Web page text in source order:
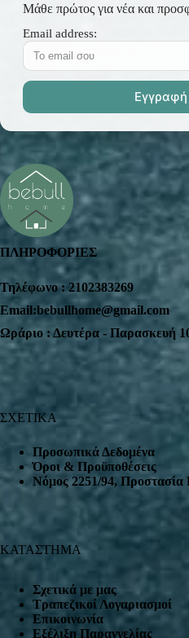
Μάθε πρώτος για νέα και
Email address:
ΠΛΗΡΟΦΟΡΙΕΣ
Τηλέφωνο : 2102383269
Email:bebullhome@gmail.com
Ωράριο : Δευτέρα - Παρασκευή
ΣΧΕΤΙΚΑ
Προσωπικά Δεδομένα
Όροι & Προϋποθέσεις
Nόμος 2251/94,
ΚΑΤΑΣΤΗΜΑ
Σχετικά με μας
Τραπεζικοί Λογαριασμοί
Επικοινωνία
Εξέλιξη Παραγγελίας